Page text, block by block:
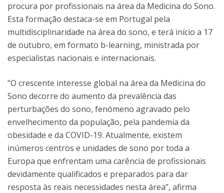
procura por profissionais na área da Medicina do Sono.
Esta formação destaca-se em Portugal pela
multidisciplinaridade na área do sono, e terá início a 17
de outubro, em formato b-learning, ministrada por
especialistas nacionais e internacionais.
“O crescente interesse global na área da Medicina do
Sono decorre do aumento da prevalência das
perturbações do sono, fenómeno agravado pelo
envelhecimento da população, pela pandemia da
obesidade e da COVID-19. Atualmente, existem
inúmeros centros e unidades de sono por toda a
Europa que enfrentam uma carência de profissionais
devidamente qualificados e preparados para dar
resposta às reais necessidades nesta área”, afirma